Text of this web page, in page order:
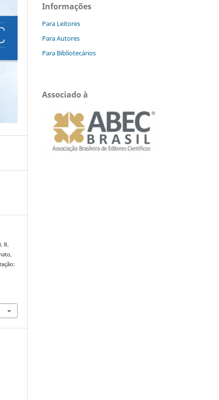
R.
Informações
Para Leitores
Para Autores
Para Bibliotecários
Associado à